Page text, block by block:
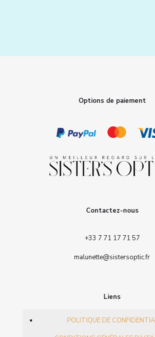
Options de paiement
Contactez-nous
+33 7 71 17 71 57
malunette@sistersoptic.fr
Liens
POLITIQUE DE